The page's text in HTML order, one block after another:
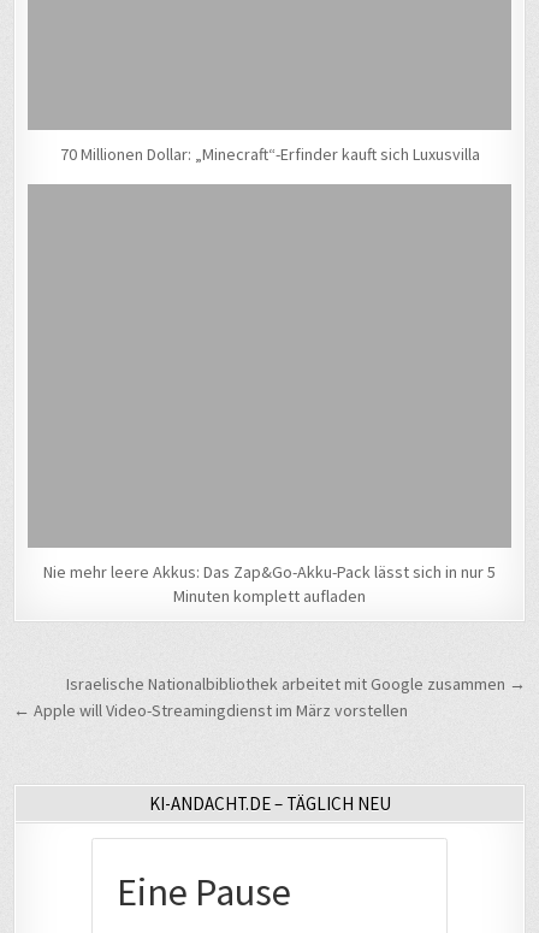
70 Millionen Dollar: „Minecraft“-Erfinder kauft sich Luxusvilla
Nie mehr leere Akkus: Das Zap&Go-Akku-Pack lässt sich in nur 5
Minuten komplett aufladen
Beitragsnavigation
Israelische Nationalbibliothek arbeitet mit Google zusammen →
← Apple will Video-Streamingdienst im März vorstellen
KI-ANDACHT.DE – TÄGLICH NEU